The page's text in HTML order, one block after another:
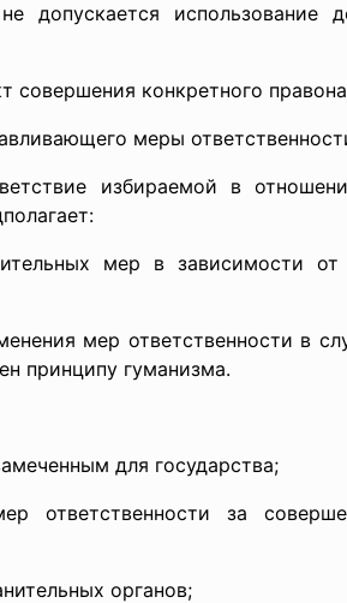
допускается использование
конкретного
меры
избираемой в
мер в зависимости от
мер ответственности в
принципу гуманизма.
для государства;
за
органов;